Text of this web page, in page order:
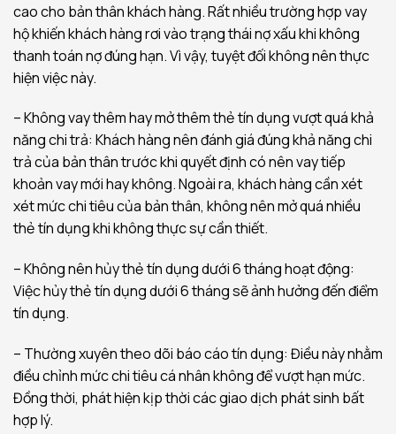
cao cho bản thân khách hàng. Rất nhiều trường hợp vay
hộ khiến khách hàng rơi vào trạng thái nợ xấu khi không
thanh toán nợ đúng hạn. Vì vậy, tuyệt đối không nên thực
hiện việc này.
– Không vay thêm hay mở thêm thẻ tín dụng vượt quá khả
năng chi trả: Khách hàng nên đánh giá đúng khả năng chi
trả của bản thân trước khi quyết định có nên vay tiếp
khoản vay mới hay không. Ngoài ra, khách hàng cần xét
xét mức chi tiêu của bản thân, không nên mở quá nhiều
thẻ tín dụng khi không thực sự cần thiết.
– Không nên hủy thẻ tín dụng dưới 6 tháng hoạt động:
Việc hủy thẻ tín dụng dưới 6 tháng sẽ ảnh hưởng đến điểm
tín dụng.
– Thường xuyên theo dõi báo cáo tín dụng: Điều này nhằm
điều chỉnh mức chi tiêu cá nhân không để vượt hạn mức.
Đồng thời, phát hiện kịp thời các giao dịch phát sinh bất
hợp lý.